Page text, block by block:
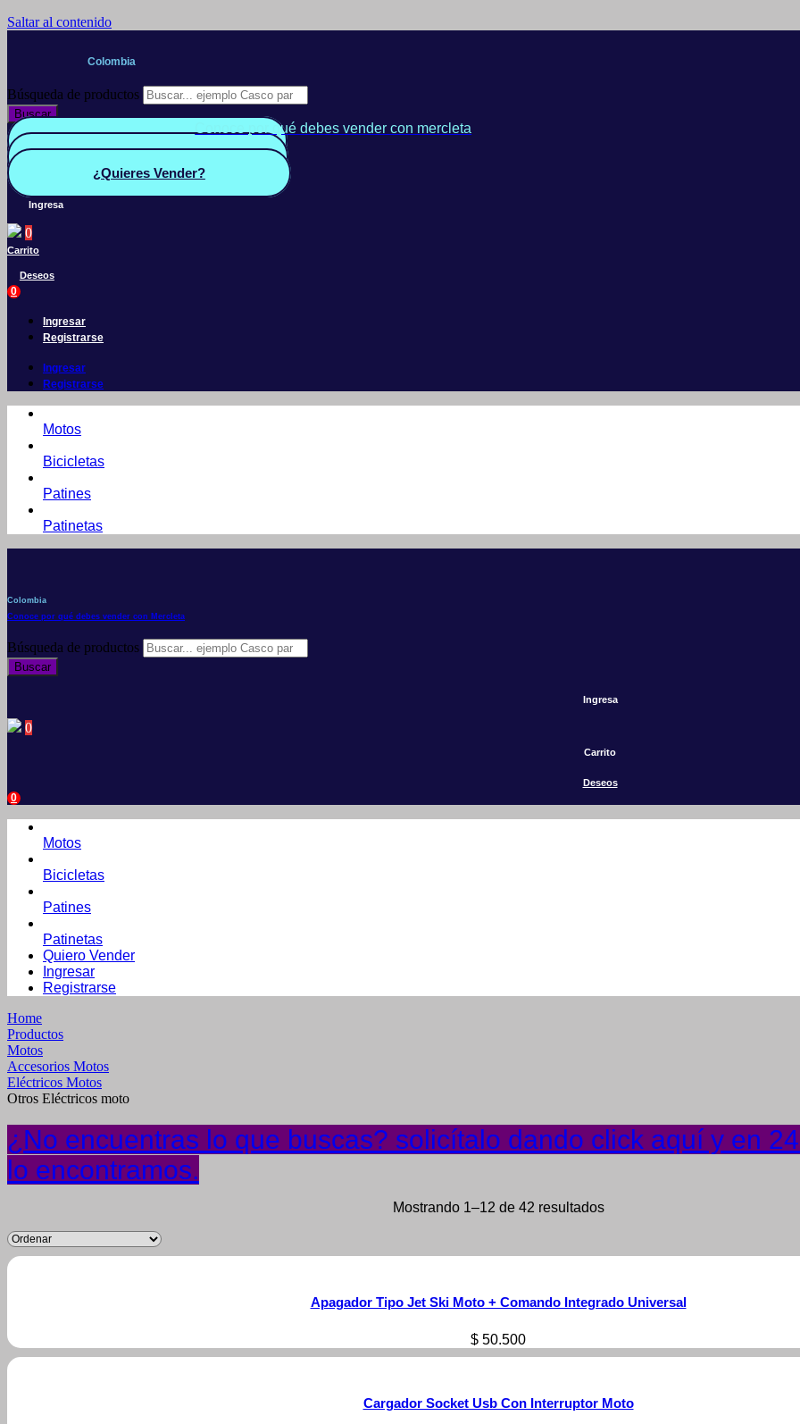
Saltar al contenido
Colombia
Búsqueda de productos
Buscar
Conoce por qué debes vender con mercleta
¿Quieres Vender?
Ingresa
0
Carrito
Deseos
0
Ingresar
Registrarse
Ingresar
Registrarse
Motos
Bicicletas
Patines
Patinetas
Colombia
Conoce por qué debes vender con Mercleta
Búsqueda de productos
Buscar
Ingresa
0
Carrito
Deseos
0
Motos
Bicicletas
Patines
Patinetas
Quiero Vender
Ingresar
Registrarse
Home
Productos
Motos
Accesorios Motos
Eléctricos Motos
Otros Eléctricos moto
¿No encuentras lo que buscas? solicítalo dando click aquí y en
lo encontramos.
Mostrando 1–12 de 42 resultados
Apagador Tipo Jet Ski Moto + Comando Integrado Universal
$ 50.500
Cargador Socket Usb Con Interruptor Moto